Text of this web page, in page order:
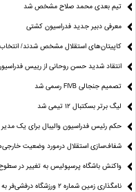
تیم بعدی محمد صلاح مشخص شد
معرفی دبیر جدید فدراسیون کشتی
کاپیتان‌های استقلال مشخص شدند/
انتقاد شدید حسن روحانی از رییس
تصمیم جنجالی FIVB رسمی شد
لیگ برتر بسکتبال ۱۲ تیمی شد
حکم رئیس فدراسیون والیبال برای یک مدیر
شفاف‌سازی استقلال درمورد وضعیت
واکنش باشگاه پرسپولیس به تغییر در
نامگذاری زمین شماره ۲ ورزشگاه درفشی‌فر به نام شهید «ماکان نصیری»